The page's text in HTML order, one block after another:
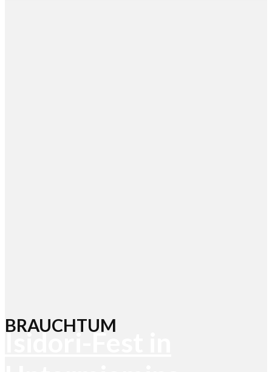
Isidori-Fest in
BRAUCHTUM